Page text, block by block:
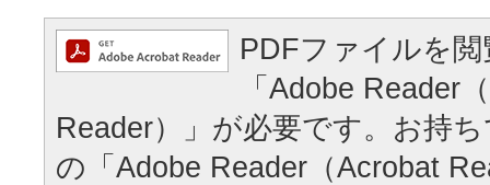
PDFファイルを
「Adobe Reader
Reader）」が必要です。お持
の「Adobe Reader（Acrobat